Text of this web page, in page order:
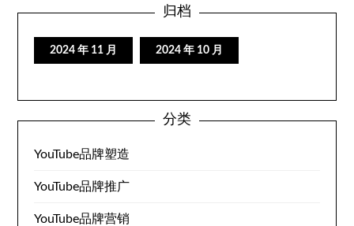
归档
2024 年 11 月 2024 年 10 月
分类
YouTube品牌塑造
YouTube品牌推广
YouTube品牌营销